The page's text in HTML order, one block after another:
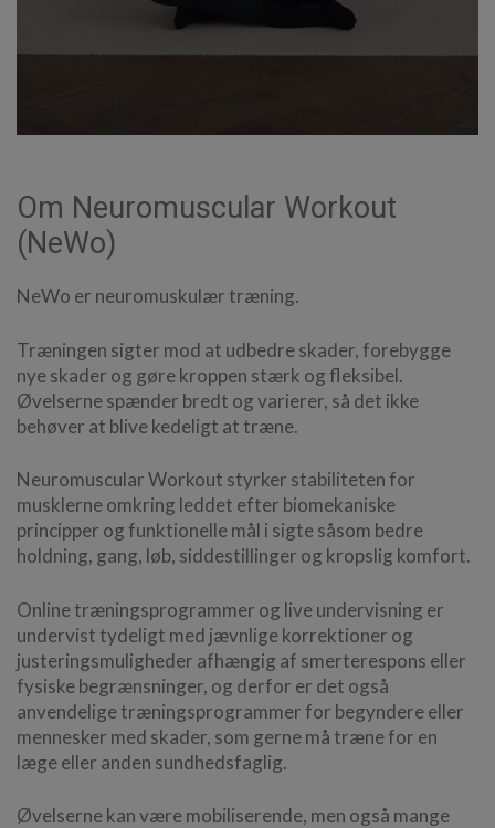
Om Neuromuscular Workout
(NeWo)
NeWo er neuromuskulær træning.
Træningen sigter mod at udbedre skader, forebygge
nye skader og gøre kroppen stærk og fleksibel.
Øvelserne spænder bredt og varierer, så det ikke
behøver at blive kedeligt at træne.
Neuromuscular Workout styrker stabiliteten for
musklerne omkring leddet efter biomekaniske
principper og funktionelle mål i sigte såsom bedre
holdning, gang, løb, siddestillinger og kropslig komfort.
Online træningsprogrammer og live undervisning er
undervist tydeligt med jævnlige korrektioner og
justeringsmuligheder afhængig af smerterespons eller
fysiske begrænsninger, og derfor er det også
anvendelige træningsprogrammer for begyndere eller
mennesker med skader, som gerne må træne for en
læge eller anden sundhedsfaglig.
Øvelserne kan være mobiliserende, men også mange